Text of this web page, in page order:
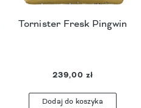
Tornister Fresk Pingwin
239,00 zł
Dodaj do koszyka